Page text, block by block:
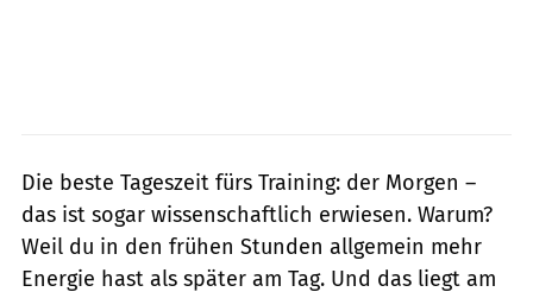
Die beste Tageszeit fürs Training: der Morgen –
das ist sogar wissenschaftlich erwiesen. Warum?
Weil du in den frühen Stunden allgemein mehr
Energie hast als später am Tag. Und das liegt am